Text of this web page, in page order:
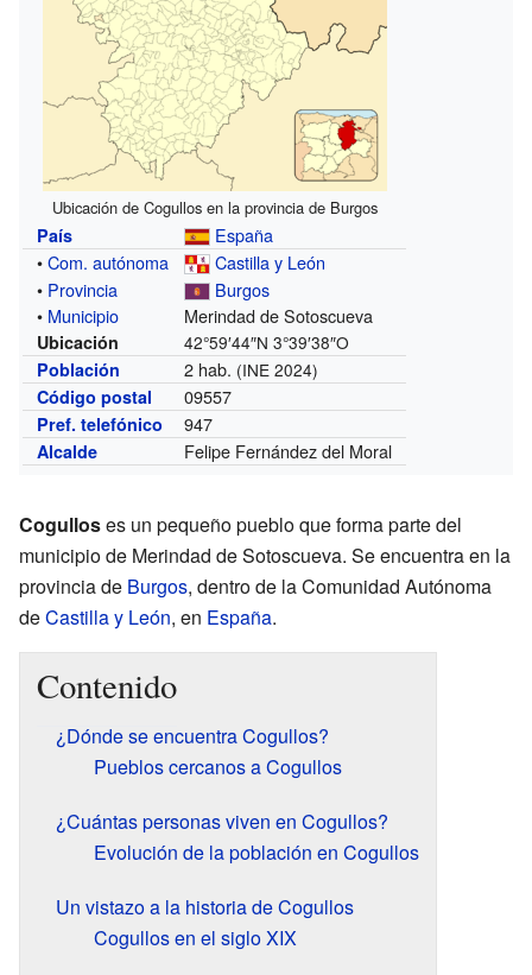
Ubicación de Cogullos en la provincia de Burgos
País
España
•Com. autónoma
Castilla y León
• Provincia
Burgos
• Municipio Merindad de Sotoscueva
Ubicación 42°59′44″N 3°39′38″O
Población
2 hab. (INE 2024)
Código postal
09557
Pref. telefónico 947
Alcalde Felipe Fernández del Moral
Cogulloses un pequeño pueblo que forma parte del
municipio de Merindad de Sotoscueva. Se encuentra en la
provincia de Burgos, dentro de la Comunidad Autónoma
deCastilla y León, en España.
Contenido
¿Dónde se encuentra Cogullos?
Pueblos cercanos a Cogullos
¿Cuántas personas viven en Cogullos?
Evolución de la población en Cogullos
Un vistazo a la historia de Cogullos
Cogullos en el siglo XIX